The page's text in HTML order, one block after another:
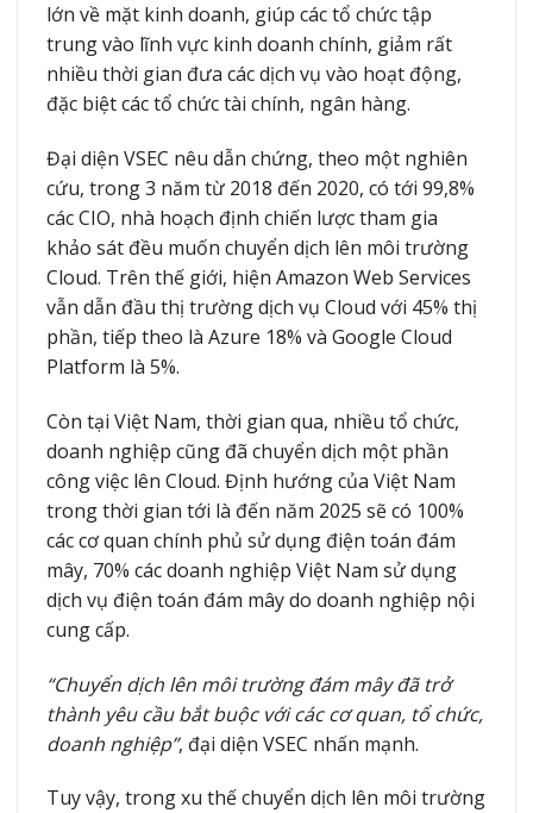
lớn về mặt kinh doanh, giúp các tổ chức tập
trung vào lĩnh vực kinh doanh chính, giảm rất
nhiều thời gian đưa các dịch vụ vào hoạt động,
đặc biệt các tổ chức tài chính, ngân hàng.
Đại diện VSEC nêu dẫn chứng, theo một nghiên
cứu, trong 3 năm từ 2018 đến 2020, có tới 99,8%
các CIO, nhà hoạch định chiến lược tham gia
khảo sát đều muốn chuyển dịch lên môi trường
Cloud. Trên thế giới, hiện Amazon Web Services
vẫn dẫn đầu thị trường dịch vụ Cloud với 45% thị
phần, tiếp theo là Azure 18% và Google Cloud
Platform là 5%.
Còn tại Việt Nam, thời gian qua, nhiều tổ chức,
doanh nghiệp cũng đã chuyển dịch một phần
công việc lên Cloud. Định hướng của Việt Nam
trong thời gian tới là đến năm 2025 sẽ có 100%
các cơ quan chính phủ sử dụng điện toán đám
mây, 70% các doanh nghiệp Việt Nam sử dụng
dịch vụ điện toán đám mây do doanh nghiệp nội
cung cấp.
“Chuyển dịch lên môi trường đám mây đã trở
thành yêu cầu bắt buộc với các cơ quan, tổ chức,
doanh nghiệp”, đại diện VSEC nhấn mạnh.
Tuy vậy, trong xu thế chuyển dịch lên môi trường